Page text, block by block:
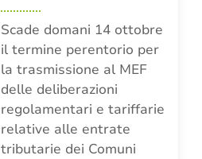
Scade domani 14 ottobre
il termine perentorio per
la trasmissione al MEF
delle deliberazioni
regolamentari e tariffarie
relative alle entrate
tributarie dei Comuni